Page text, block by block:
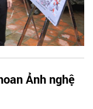
Ảnh nghệ